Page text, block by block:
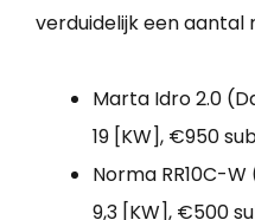
verduidelijk een aantal
Marta Idro 2.0
19 [KW], €950
Norma RR10C-
9,3 [KW], €500